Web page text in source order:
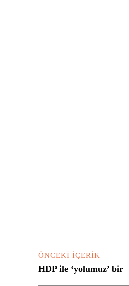
ÖNCEKI İÇERIK
HDP ile ‘yolumuz’ bir